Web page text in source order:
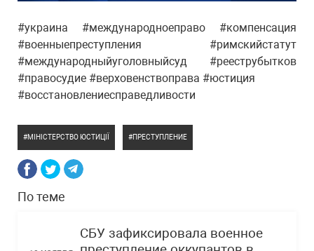
#украина #международноеправо #компенсация
#военныепреступления #римскийстатут
#международныйуголовныйсуд #рееструбытков
#правосудие #верховенствоправа #юстиция
#восстановлениесправедливости
МІНІСТЕРСТВО ЮСТИЦІЇ ПРЕСТУПЛЕНИЕ
По теме
СБУ зафиксировала военное